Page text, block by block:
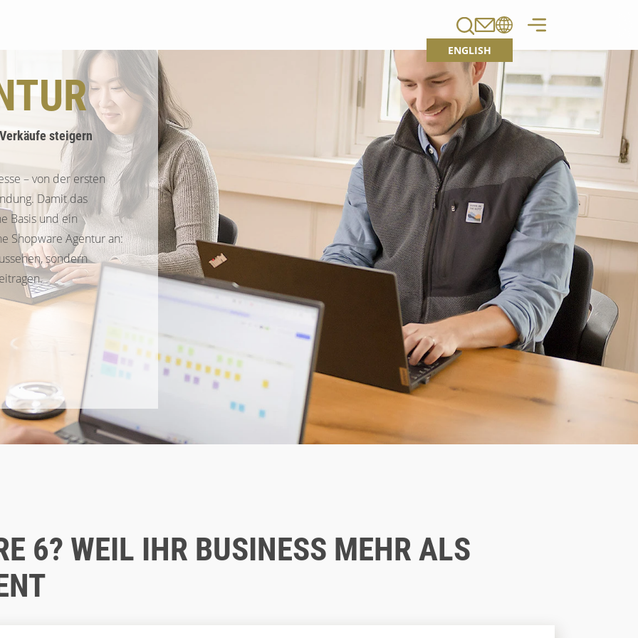
ENGLISH
steigern
– von der ersten
Damit das
Basis und ein
Shopware Agentur an:
sondern
6? WEIL IHR BUSINESS MEHR ALS